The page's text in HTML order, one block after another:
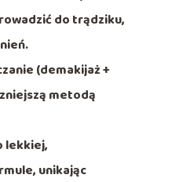
do trądziku,
(demakijaż +
metodą
lekkiej,
unikając